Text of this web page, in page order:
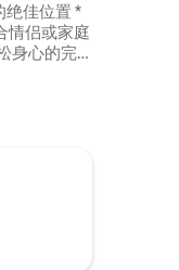
佳位置 *
身心的完